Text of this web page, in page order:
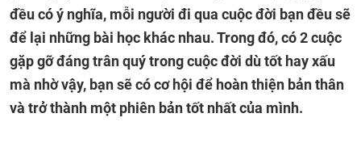
đều có ý nghĩa, mỗi người đi qua cuộc đời bạn đều sẽ
để lại những bài học khác nhau. Trong đó, có 2 cuộc
gặp gỡ đáng trân quý trong cuộc đời dù tốt hay xấu
mà nhờ vậy, bạn sẽ có cơ hội để hoàn thiện bản thân
và trở thành một phiên bản tốt nhất của mình.